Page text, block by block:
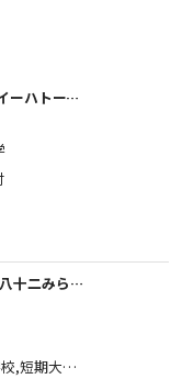
一般財団法人イーハトーブ育英会
公益財団法人 八十二みらい財団
,専修学校,大学